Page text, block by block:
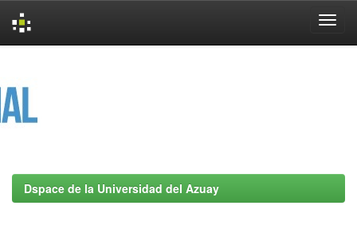
Dspace de la Universidad del Azuay